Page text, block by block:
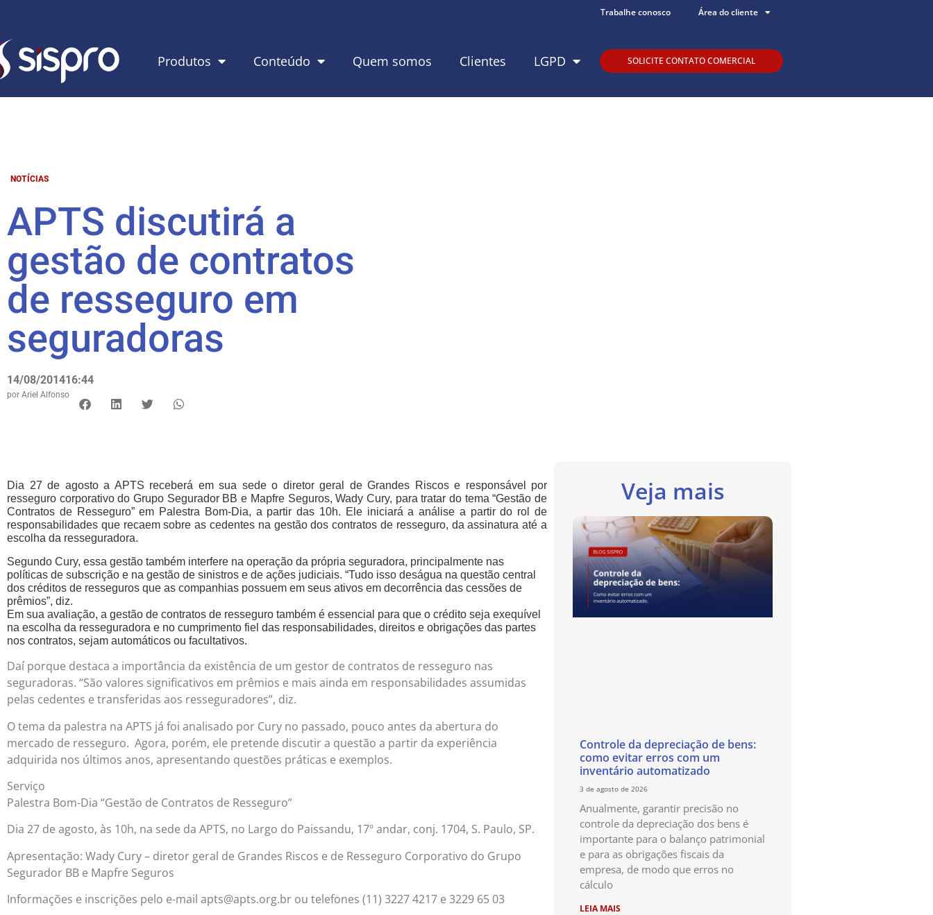
Trabalhe conosco Área do cliente
Produtos Conteúdo Quem somos Clientes LGPD SOLICITE CONTATO COMERCIAL
NOTÍCIAS
APTS discutirá a
gestão de contratos
de resseguro em
seguradoras
14/08/201416:44
por Ariel Alfonso
Dia 27 de agosto a APTS receberá em sua sede o diretor geral de Grandes Riscos e responsável por
resseguro corporativo do Grupo Segurador BB e Mapfre Seguros, Wady Cury, para tratar do tema “Gestão de
Contratos de Resseguro” em Palestra Bom-Dia, a partir das 10h. Ele iniciará a análise a partir do rol de
responsabilidades que recaem sobre as cedentes na gestão dos contratos de resseguro, da assinatura até a
escolha da resseguradora.
Segundo Cury, essa gestão também interfere na operação da própria seguradora, principalmente nas
políticas de subscrição e na gestão de sinistros e de ações judiciais. “Tudo isso deságua na questão central
dos créditos de resseguros que as companhias possuem em seus ativos em decorrência das cessões de
prêmios”, diz.
Em sua avaliação, a gestão de contratos de resseguro também é essencial para que o crédito seja exequível
na escolha da resseguradora e no cumprimento fiel das responsabilidades, direitos e obrigações das partes
nos contratos, sejam automáticos ou facultativos.
Daí porque destaca a importância da existência de um gestor de contratos de resseguro nas
seguradoras. “São valores significativos em prêmios e mais ainda em responsabilidades assumidas
pelas cedentes e transferidas aos resseguradores”, diz.
O tema da palestra na APTS já foi analisado por Cury no passado, pouco antes da abertura do
mercado de resseguro. Agora, porém, ele pretende discutir a questão a partir da experiência
adquirida nos últimos anos, apresentando questões práticas e exemplos.
Serviço
Palestra Bom-Dia “Gestão de Contratos de Resseguro”
Dia 27 de agosto, às 10h, na sede da APTS, no Largo do Paissandu, 17º andar, conj. 1704, S. Paulo, SP.
Apresentação: Wady Cury – diretor geral de Grandes Riscos e de Resseguro Corporativo do Grupo
Segurador BB e Mapfre Seguros
Informações e inscrições pelo e-mail apts@apts.org.br ou telefones (11) 3227 4217 e 3229 65 03
Veja mais
Controle da depreciação de bens:
como evitar erros com um
inventário automatizado
3 de agosto de 2026
Anualmente, garantir precisão no
controle da depreciação dos bens é
importante para o balanço patrimonial
e para as obrigações fiscais da
empresa, de modo que erros no
cálculo
LEIA MAIS